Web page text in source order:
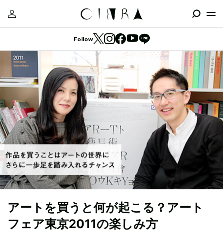
Follow
アートを買うと何が起こる？アート
フェア東京2011の楽しみ方